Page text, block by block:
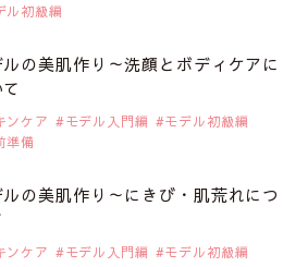
しました。
しました。
ル初級編
ルの美肌作り～洗顔とボディケアに
ンケア モデル入門編
モデル初級編
準備
ルの美肌作り～にきび・肌荒れにつ
ンケア モデル入門編
モデル初級編